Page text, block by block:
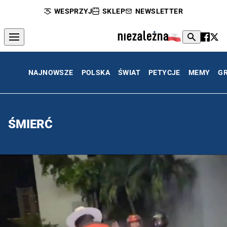
WESPRZYJ SKLEP NEWSLETTER
NAJNOWSZE POLSKA ŚWIAT PETYCJE MEMY
ŚMIERĆ